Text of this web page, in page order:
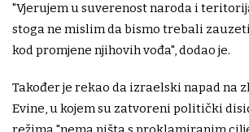
"Vjerujem u suverenost naroda i
stoga ne mislim da bismo trebali
kod promjene njihovih vođa", dodao je.
Također je rekao da izraelski napad na
Evine, u kojem su zatvoreni politički